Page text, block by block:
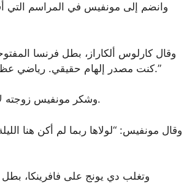
وانضم إلى مونفيس في المراسم التي
وقال كارلوس ألكاراز، بطل فرنسا
كنت مصدر إلهام حقيقي. رياضي عظيم”. “لكن الشيء الأكثر أهمية هو أنه شخص عظيم خارج الملعب.”
وشكر مونفيس زوجته لاعبة التنس الأوكرانية إيلينا سفيتولينا التي بدت باكية وهي تستمع.
وقال مونفيس: “لولاها ربما لم أكن هنا